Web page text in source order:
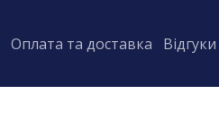
Оплата та доставка Відгуки